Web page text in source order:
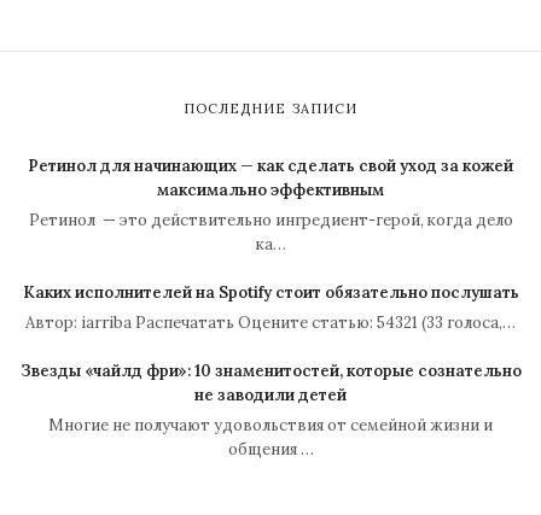
ПОСЛЕДНИЕ ЗАПИСИ
Ретинол для начинающих — как сделать свой уход за кожей
максимально эффективным
Ретинол — это действительно ингредиент-герой, когда дело
ка…
Каких исполнителей на Spotify стоит обязательно послушать
Автор: iarriba Распечатать Оцените статью: 54321 (33 голоса,…
Звезды «чайлд фри»: 10 знаменитостей, которые сознательно
не заводили детей
Многие не получают удовольствия от семейной жизни и
общения …